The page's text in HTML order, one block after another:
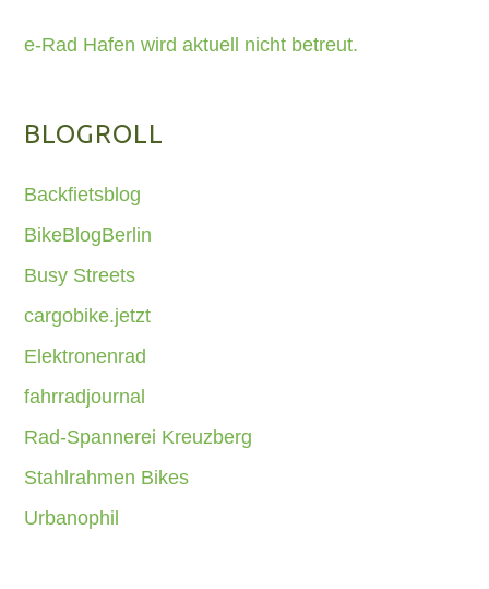
e-Rad Hafen wird aktuell nicht betreut.
BLOGROLL
Backfietsblog
BikeBlogBerlin
Busy Streets
cargobike.jetzt
Elektronenrad
fahrradjournal
Rad-Spannerei Kreuzberg
Stahlrahmen Bikes
Urbanophil